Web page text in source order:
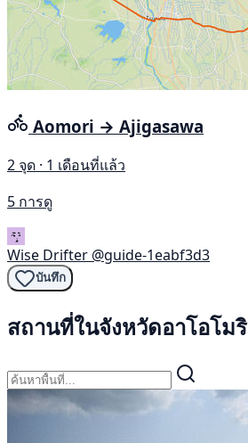
Aomori → Ajigasawa
2 จุด · 1 เดือนที่แล้ว
5 การดู
Wise Drifter @guide-1eabf3d3
บันทึก
สถานที่ในจังหวัดอาโอโมริ